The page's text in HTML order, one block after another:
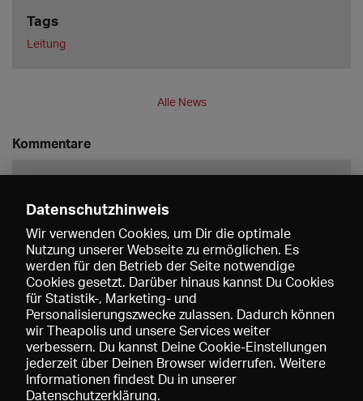
Tags
Leitung
Alle News
Kommentare
Speichern
Datenschutzhinweis
Wir verwenden Cookies, um Dir die optimale
Nutzung unserer Webseite zu ermöglichen. Es
werden für den Betrieb der Seite notwendige
Cookies gesetzt. Darüber hinaus kannst Du Cookies
für Statistik-, Marketing- und
Personalisierungszwecke zulassen. Dadurch können
wir Theapolis und unsere Services weiter
verbessern. Du kannst Deine Cookie-Einstellungen
jederzeit über Deinen Browser widerrufen. Weitere
Informationen findest Du in unserer
Datenschutzerklärung.